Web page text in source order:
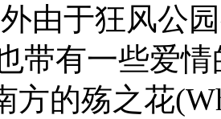
由于狂风公
带有一些爱
方的殇之花